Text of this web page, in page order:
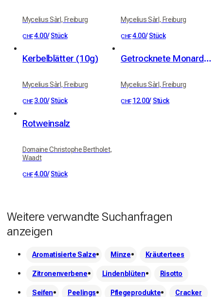
Mycelius Sàrl, Freiburg
CHF4.00/ Stück
Mycelius Sàrl, Freiburg
CHF4.00/ Stück
Kerbelblätter (10g)
Mycelius Sàrl, Freiburg
CHF 3.00/ Stück
Getrocknete Monarde-Blütenblätter (10g)
Mycelius Sàrl, Freiburg
CHF 12.00/ Stück
Rotweinsalz
Domaine Christophe Bertholet,
Waadt
CHF4.00/ Stück
Weitere verwandte Suchanfragen
anzeigen
Aromatisierte Salze Minze Kräutertees
Zitronenverbene Lindenblüten Risotto
Seifen Peelings Pflegeprodukte Cracker